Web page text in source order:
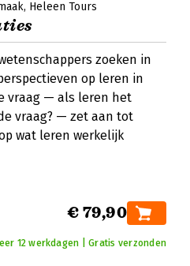
Heleen Tours
zoeken in
op leren in
vraag — als leren het
vraag? — zet aan tot
wat leren werkelijk
€ 79,90
12 werkdagen | Gratis verzonden